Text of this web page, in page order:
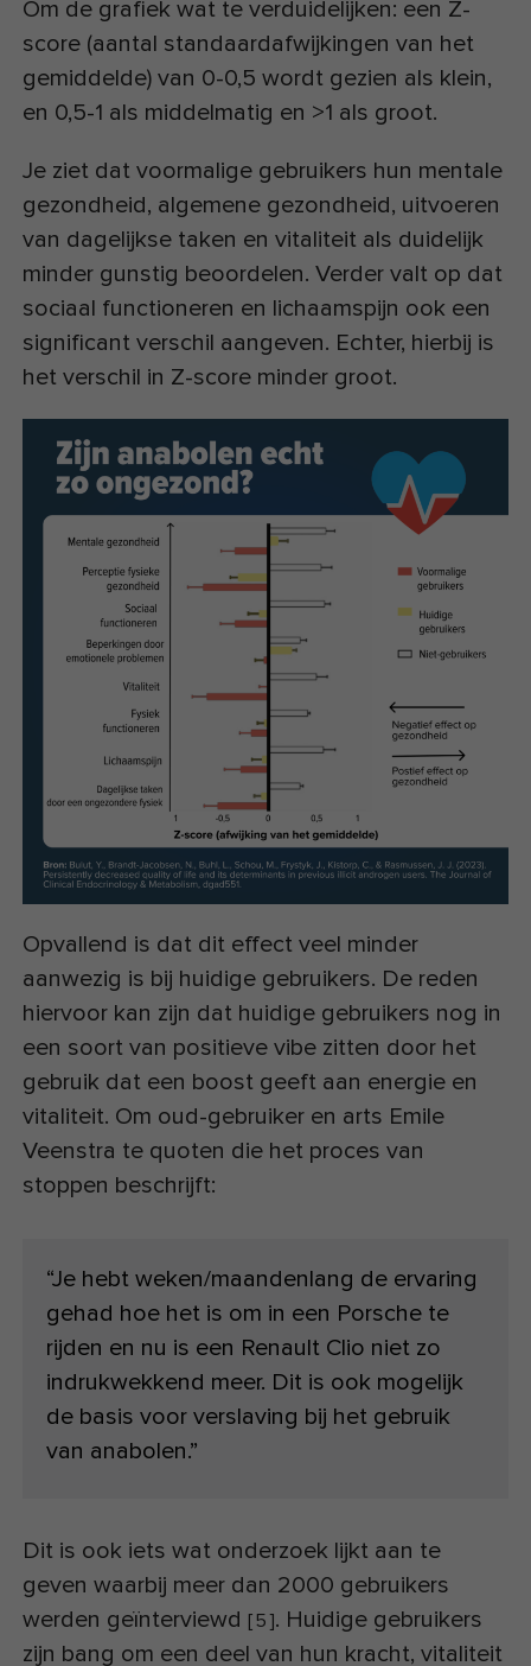
Om de grafiek wat te verduidelijken: een Z-
score (aantal standaardafwijkingen van het
gemiddelde) van 0-0,5 wordt gezien als klein,
en 0,5-1 als middelmatig en >1 als groot.
Je ziet dat voormalige gebruikers hun mentale
gezondheid, algemene gezondheid, uitvoeren
van dagelijkse taken en vitaliteit als duidelijk
minder gunstig beoordelen. Verder valt op dat
sociaal functioneren en lichaamspijn ook een
significant verschil aangeven. Echter, hierbij is
het verschil in Z-score minder groot.
Opvallend is dat dit effect veel minder
aanwezig is bij huidige gebruikers. De reden
hiervoor kan zijn dat huidige gebruikers nog in
een soort van positieve vibe zitten door het
gebruik dat een boost geeft aan energie en
vitaliteit. Om oud-gebruiker en arts Emile
Veenstra te quoten die het proces van
stoppen beschrijft:
“Je hebt weken/maandenlang de ervaring
gehad hoe het is om in een Porsche te
rijden en nu is een Renault Clio niet zo
indrukwekkend meer. Dit is ook mogelijk
de basis voor verslaving bij het gebruik
van anabolen.”
Dit is ook iets wat onderzoek lijkt aan te
geven waarbij meer dan 2000 gebruikers
werden geïnterviewd [5]. Huidige gebruikers
zijn bang om een deel van hun kracht, vitaliteit